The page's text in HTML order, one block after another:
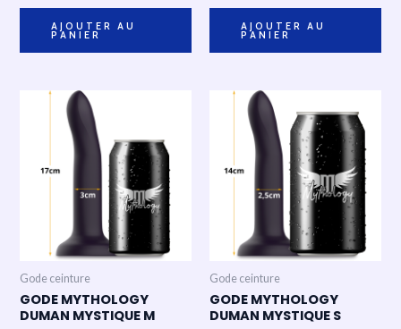
AJOUTER AU
PANIER
AJOUTER AU
PANIER
Gode ceinture
GODE MYTHOLOGY
DUMAN MYSTIQUE M
Gode ceinture
GODE MYTHOLOGY
DUMAN MYSTIQUE S